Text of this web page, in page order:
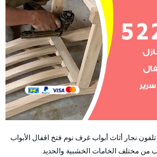
نجار أثاث أبواب غرف نوم فتخ اقفال الأبواب
من مختلف الخامات الخشبية والحديد